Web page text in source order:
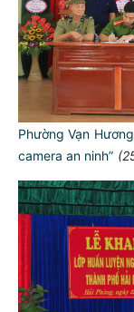
Phường Vạn
camera an ninh”